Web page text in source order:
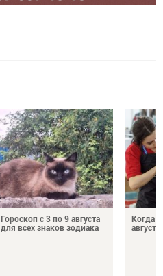
Гороскоп с 3 по 9 августа
для всех знаков зодиака
Когда